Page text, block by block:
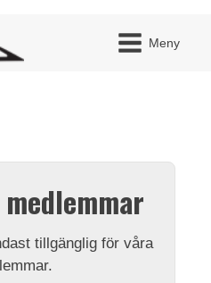
Meny
tillgänglig för våra